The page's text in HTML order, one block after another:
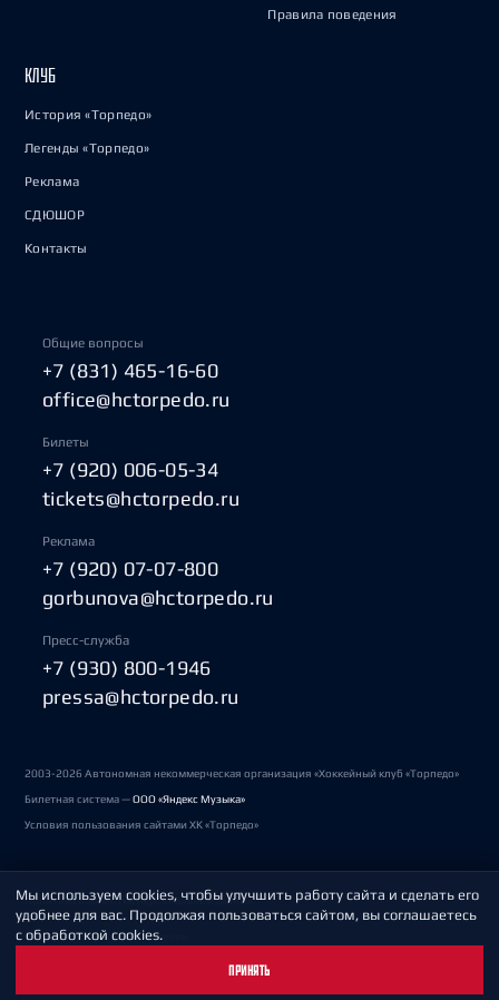
Правила поведения
КЛУБ
История «Торпедо»
Легенды «Торпедо»
Реклама
СДЮШОР
Контакты
Общие вопросы
+7 (831) 465-16-60
office@hctorpedo.ru
Билеты
+7 (920) 006-05-34
tickets@hctorpedo.ru
Реклама
+7 (920) 07-07-800
gorbunova@hctorpedo.ru
Пресс-служба
+7 (930) 800-1946
pressa@hctorpedo.ru
2003-2026 Автономная некоммерческая организация «Хоккейный клуб «Торпедо»
Билетная система —ООО «Яндекс Музыка»
Условия пользования сайтами ХК «Торпедо»
Политика обработки персональных данных
Пользовательское соглашение
Мы используем cookies, чтобы улучшить работу сайта и сделать его
удобнее для вас. Продолжая пользоваться сайтом, вы соглашаетесь
с обработкой cookies.
ПРИНЯТЬ